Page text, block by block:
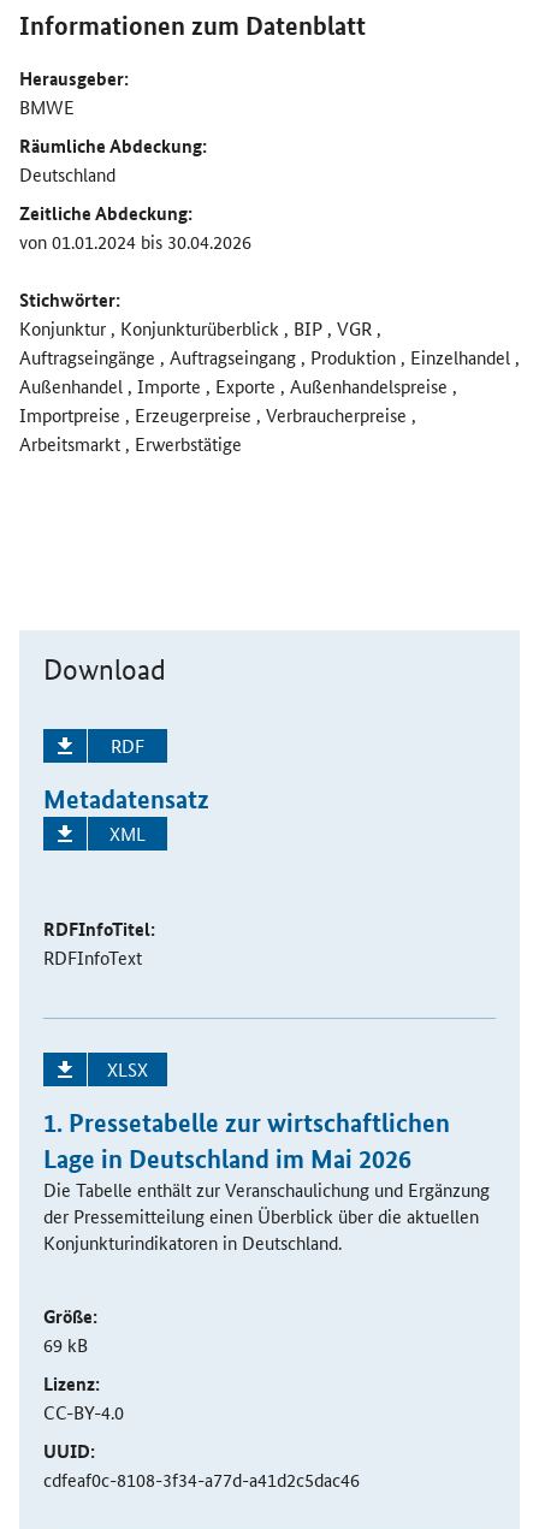
Informationen zum Datenblatt
Herausgeber:
BMWE
Räumliche Abdeckung:
Deutschland
Zeitliche Abdeckung:
von 01.01.2024 bis 30.04.2026
Stichwörter:
Konjunktur , Konjunkturüberblick , BIP , VGR ,
Auftragseingänge , Auftragseingang , Produktion , Einzelhandel ,
Außenhandel , Importe , Exporte , Außenhandelspreise ,
Importpreise , Erzeugerpreise , Verbraucherpreise ,
Arbeitsmarkt , Erwerbstätige
Download
RDF
Metadatensatz
XML
RDFInfoTitel:
RDFInfoText
XLSX
1. Pressetabelle zur wirtschaftlichen
Lage in Deutschland im Mai 2026
Die Tabelle enthält zur Veranschaulichung und Ergänzung
der Pressemitteilung einen Überblick über die aktuellen
Konjunkturindikatoren in Deutschland.
Größe:
69 kB
Lizenz:
CC-BY-4.0
UUID:
cdfeaf0c-8108-3f34-a77d-a41d2c5dac46